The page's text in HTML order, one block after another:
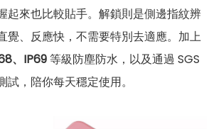
起來也比較貼手。解鎖則是側邊指紋辨
覺、反應快，不需要特別去適應。加上
、IP69等級防塵防水，以及通過 SGS
，陪你每天穩定使用。